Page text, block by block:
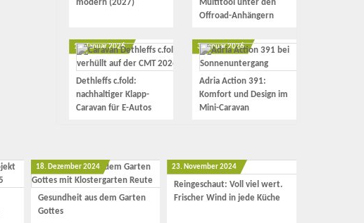
modern (2027)
Multitool unter den
Offroad-Anhängern
17. Januar 2026
Dethleffs c.fold:
nachhaltiger Klapp-
Caravan für E-Autos
3. Januar 2026
Adria Action 391:
Komfort und Design im
Mini-Caravan
18. Dezember 2024
Gesundheit aus dem Garten
Gottes
23. November 2024
Reingeschaut: Voll viel wert.
Frischer Wind in jede Küche